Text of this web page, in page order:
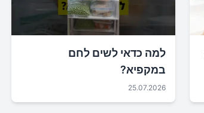
למה כדאי לשים לחם
במקפיא?
25.07.2026